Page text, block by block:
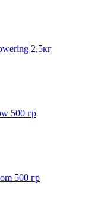
2,5кг
500 гр
500 гр